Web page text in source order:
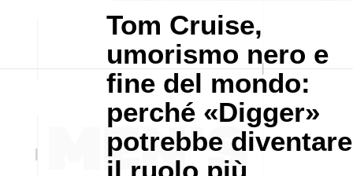
Tom Cruise,
umorismo nero e
fine del mondo:
perché «Digger»
potrebbe diventare